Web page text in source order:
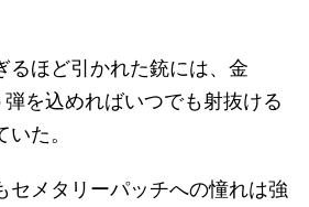
るほど引かれた銃には、金
弾を込めればいつでも射抜ける
た。
セメタリーパッチへの憧れは強